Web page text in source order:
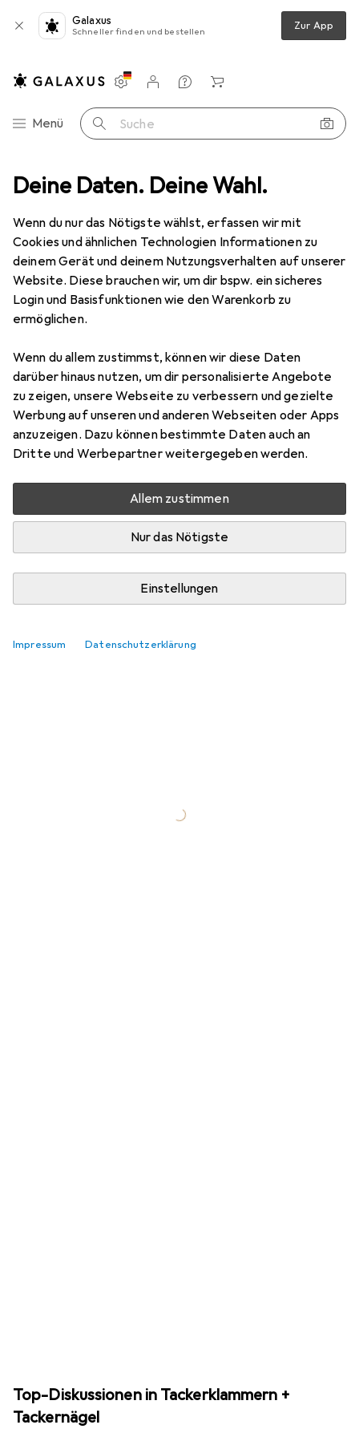
Deine Daten. Deine Wahl.
Wenn du nur das Nötigste wählst, erfassen wir mit
Cookies und ähnlichen Technologien Informationen zu
deinem Gerät und deinem Nutzungsverhalten auf unserer
Website. Diese brauchen wir, um dir bspw. ein sicheres
Login und Basisfunktionen wie den Warenkorb zu
ermöglichen.
Wenn du allem zustimmst, können wir diese Daten
darüber hinaus nutzen, um dir personalisierte Angebote
zu zeigen, unsere Webseite zu verbessern und gezielte
Werbung auf unseren und anderen Webseiten oder Apps
anzuzeigen. Dazu können bestimmte Daten auch an
Dritte und Werbepartner weitergegeben werden.
Allem zustimmen
Nur das Nötigste
Einstellungen
Impressum Datenschutzerklärung
Galaxus
Schneller finden und bestellen Zur App
Navigation nach Kategorien
Menü Suche
Einstellungen
Kundenkonto
Vergleichslisten
Merklisten
Warenkorb
Zubehör Elektrowerkzeug Tackerklammern + Tackernägel
Tackerklammern + Tackernägel
Produkte Forum
Top-Diskussionen in Tackerklammern +
Tackernägel